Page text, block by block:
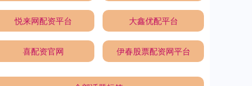
悦来网配资平台 大鑫优配平台
喜配资官网 伊春股票配资网平台